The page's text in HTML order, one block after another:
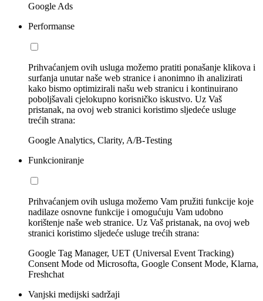
Google Ads
Performanse
Prihvaćanjem ovih usluga možemo pratiti ponašanje klikova i
surfanja unutar naše web stranice i anonimno ih analizirati
kako bismo optimizirali našu web stranicu i kontinuirano
poboljšavali cjelokupno korisničko iskustvo. Uz Vaš
pristanak, na ovoj web stranici koristimo sljedeće usluge
trećih strana:
Google Analytics, Clarity, A/B-Testing
Funkcioniranje
Prihvaćanjem ovih usluga možemo Vam pružiti funkcije koje
nadilaze osnovne funkcije i omogućuju Vam udobno
korištenje naše web stranice. Uz Vaš pristanak, na ovoj web
stranici koristimo sljedeće usluge trećih strana:
Google Tag Manager, UET (Universal Event Tracking)
Consent Mode od Microsofta, Google Consent Mode, Klarna,
Freshchat
Vanjski medijski sadržaji